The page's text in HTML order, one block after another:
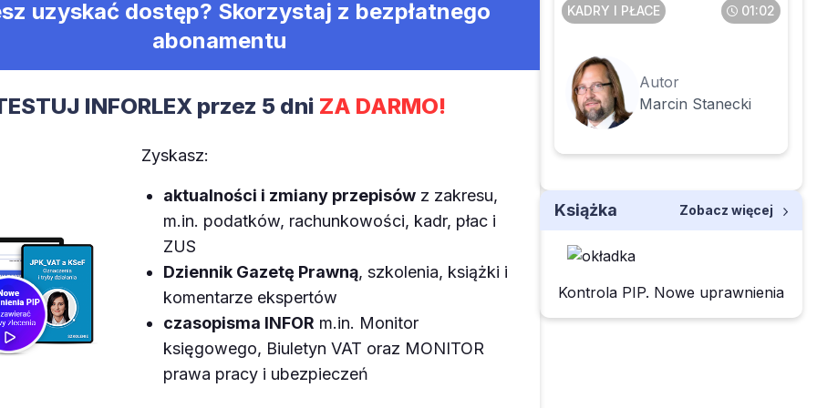
uzyskać dostęp? Skorzystaj z bezpłatnego
abonamentu
INFORLEX przez 5 dni ZA DARMO!
Zyskasz:
aktualności i zmiany przepisówz zakresu,
m.in. podatków, rachunkowości, kadr, płac i
ZUS
Dziennik Gazetę Prawną, szkolenia, książki i
komentarze ekspertów
czasopisma INFOR m.in. Monitor
księgowego, Biuletyn VAT oraz MONITOR
prawa pracy i ubezpieczeń
KADRY I PŁACE 01:02
Autor
Marcin Stanecki
Książka Zobacz więcej
Kontrola PIP. Nowe uprawnienia